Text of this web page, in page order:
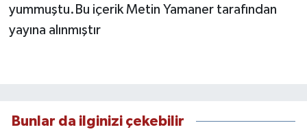
yummuştu.Bu içerik Metin Yamaner tarafından
yayına alınmıştır
Bunlar da ilginizi çekebilir